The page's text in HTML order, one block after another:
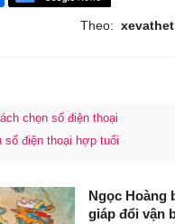
Theo:
chọn số điện thoại
số điện thoại hợp tuổi
Ngọc Hoàng
giáp đổi vận